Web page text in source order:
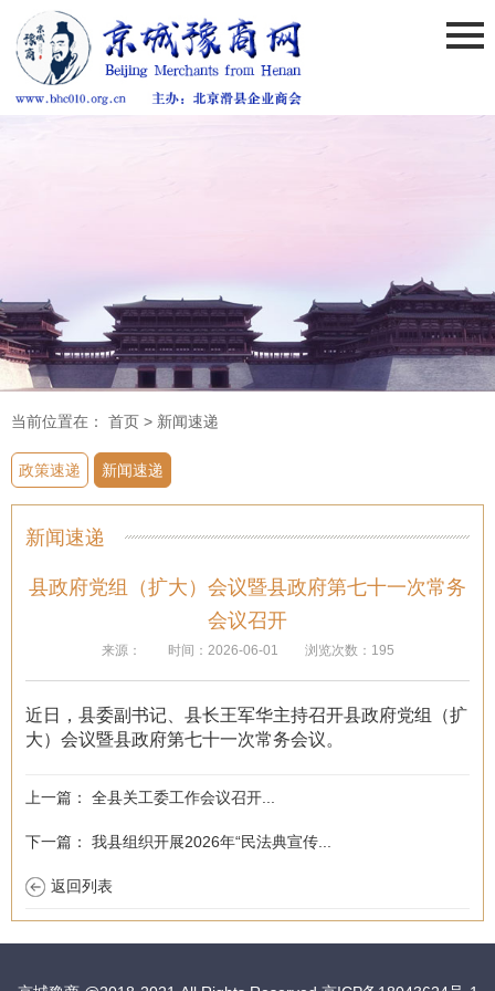
当前位置在： 首页 > 新闻速递
政策速递 新闻速递
新闻速递
县政府党组（扩大）会议暨县政府第七十一次常务
会议召开
来源： 时间：2026-06-01 浏览次数：195
近日，县委副书记、县长王军华主持召开县政府党组（扩
大）会议暨县政府第七十一次常务会议。
上一篇： 全县关工委工作会议召开...
下一篇： 我县组织开展2026年“民法典宣传...
返回列表